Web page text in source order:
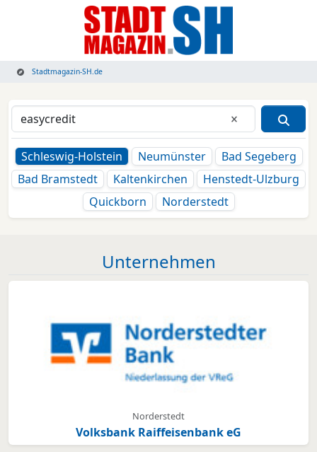
Stadtmagazin-SH.de
Eingabe
Schleswig-Holstein
Neumünster
Bad Segeberg
Bad Bramstedt
Kaltenkirchen
Henstedt-Ulzburg
Quickborn
Norderstedt
Unternehmen
Norderstedt
Volksbank Raiffeisenbank eG